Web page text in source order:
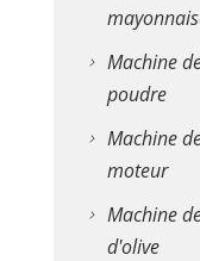
Machine
poudre
Machine
moteur
Machine
d'olive